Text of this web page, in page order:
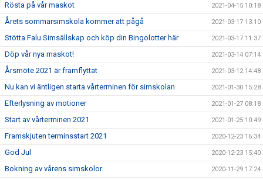
Rösta på vår maskot 2021-04-15 10:18
Årets sommarsimskola kommer att pågå 2021-03-17 13:10
Stötta Falu Simsällskap och köp din Bingolotter här 2021-03-17 11:37
Döp vår nya maskot! 2021-03-14 07:14
Årsmöte 2021 är framflyttat 2021-03-12 14:48
Nu kan vi äntligen starta vårterminen för simskolan 2021-01-30 15:28
Efterlysning av motioner 2021-01-27 08:18
Start av vårterminen 2021 2021-01-25 10:49
Framskjuten terminsstart 2021 2020-12-23 16:34
God Jul 2020-12-23 15:40
Bokning av vårens simskolor 2020-11-29 17:24